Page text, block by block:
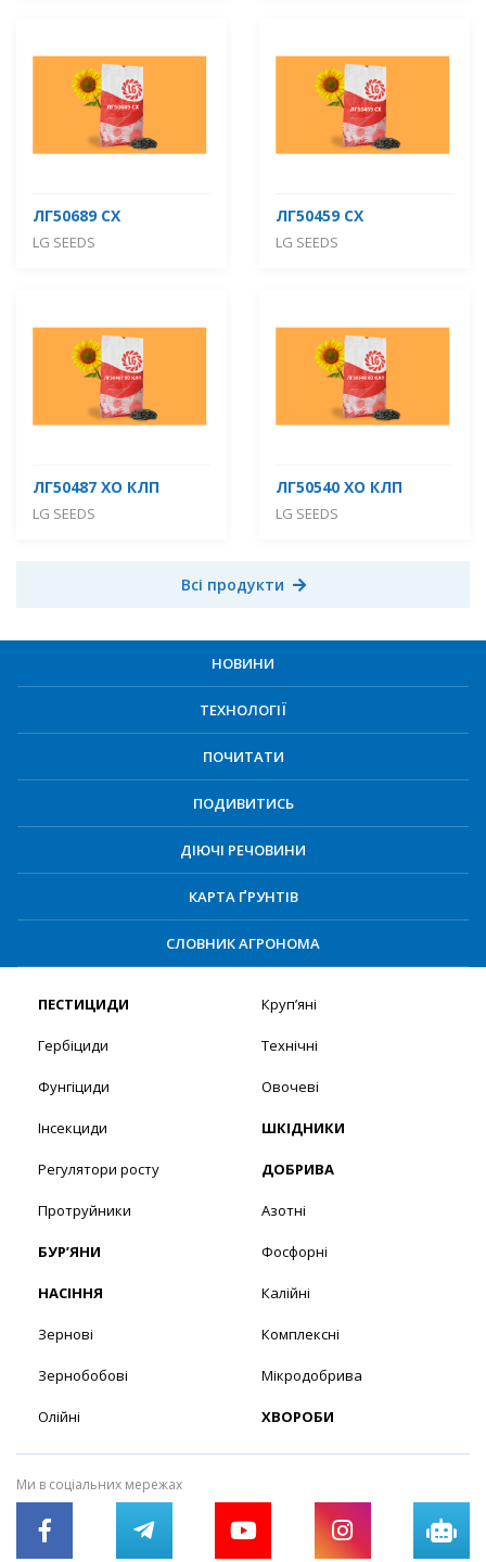
ЛГ50689 СХ
LG SEEDS
ЛГ50459 СХ
LG SEEDS
ЛГ50487 ХО КЛП
LG SEEDS
ЛГ50540 ХО КЛП
LG SEEDS
Всі продукти
НОВИНИ
ТЕХНОЛОГІЇ
ПОЧИТАТИ
ПОДИВИТИСЬ
ДІЮЧІ РЕЧОВИНИ
КАРТА ҐРУНТІВ
СЛОВНИК АГРОНОМА
ПЕСТИЦИДИ
Гербіциди
Фунгіциди
Інсекциди
Регулятори росту
Протруйники
БУР’ЯНИ
НАСІННЯ
Зернові
Зернобобові
Олійні
Круп’яні
Технічні
Овочеві
ШКІДНИКИ
ДОБРИВА
Азотні
Фосфорні
Калійні
Комплексні
Мікродобрива
ХВОРОБИ
Ми в соціальних мережах